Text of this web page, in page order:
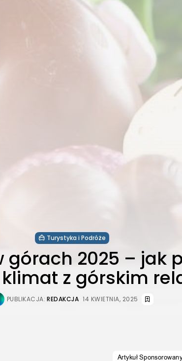
Turystyka i Podróże
górach 2025 – jak
z górskim
PUBLIKACJA: REDAKCJA 14 KWIETNIA, 2025